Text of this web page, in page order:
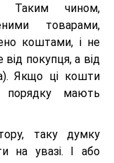
Таким чином,
товарами,
коштами, і не
покупця, а від
Якщо ці кошти
порядку мають
таку думку
на увазі. І або